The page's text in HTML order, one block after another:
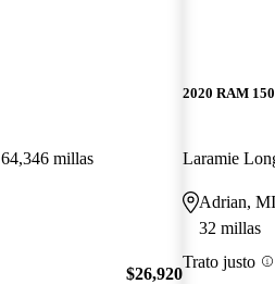
64,346 millas
$26,920
2020 RAM
Laramie
Adrian, MI
32 millas
Trato justo